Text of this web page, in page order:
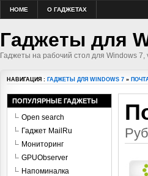
HOME О ГАДЖЕТАХ
Гаджеты для
Гаджеты на рабочий стол для Windows 7,
НАВИГАЦИЯ : ГАДЖЕТЫ ДЛЯ WINDOWS 7 »
ПОПУЛЯРНЫЕ ГАДЖЕТЫ
Open search
Гаджет MailRu
Мониторинг
GPUObserver
Напоминалка